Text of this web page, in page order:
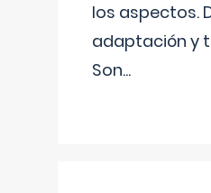
los aspectos.
adaptación y
Son...